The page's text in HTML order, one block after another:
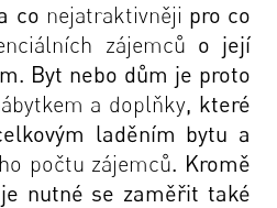
co nejatraktivněji pro co
zájemců o její
Byt nebo dům je proto
a doplňky, které
laděním bytu a
počtu zájemců. Kromě
nutné se zaměřit také